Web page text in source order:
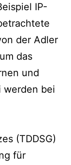
IP-
der Adler
das
und
werden bei
(TDDSG)
für